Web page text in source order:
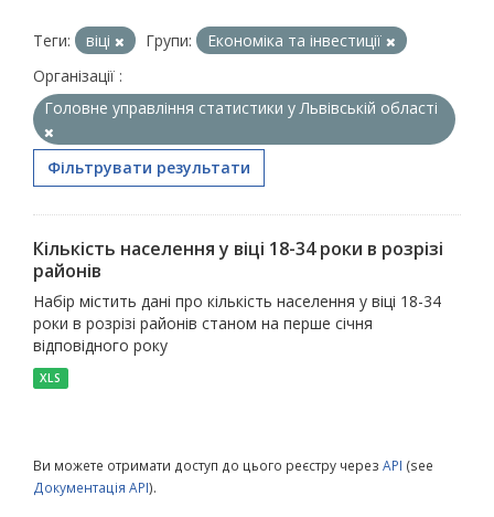
Теги: віці Групи:
Економіка та інвестиції
Організації :
Головне управління статистики у Львівській області
Фільтрувати результати
Кількість населення у віці 18-34 роки в розрізі
районів
Набір містить дані про кількість населення у віці 18-34
роки в розрізі районів станом на перше січня
відповідного року
XLS
Ви можете отримати доступ до цього реєстру через API (see
Документація API).